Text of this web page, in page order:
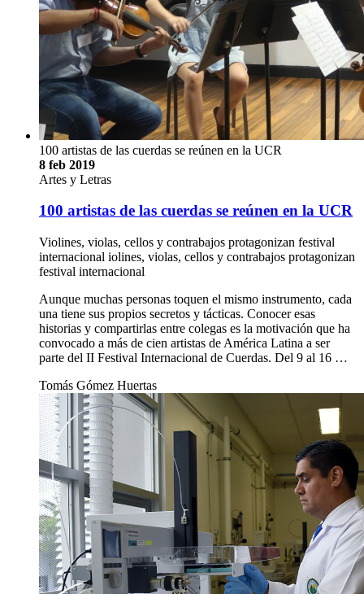
100 artistas de las cuerdas se reúnen en la UCR
8 feb 2019
Artes y Letras
100 artistas de las cuerdas se reúnen en la UCR
Violines, violas, cellos y contrabajos protagonizan festival
internacional iolines, violas, cellos y contrabajos protagonizan
festival internacional
Aunque muchas personas toquen el mismo instrumento, cada
una tiene sus propios secretos y tácticas. Conocer esas
historias y compartirlas entre colegas es la motivación que ha
convocado a más de cien artistas de América Latina a ser
parte del II Festival Internacional de Cuerdas. Del 9 al 16 …
Tomás Gómez Huertas